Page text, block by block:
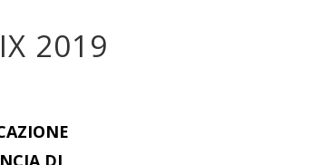
2019
DI